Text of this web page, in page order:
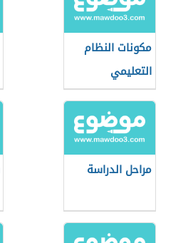
مكونات النظام
التعليمي
مراحل الدراسة